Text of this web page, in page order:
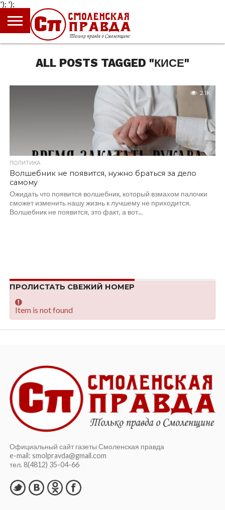
');
ГЛАВНАЯ
НОВОСТИ
ПРОИСШЕСТВИЯ
ПОЛИТИКА
КУЛЬТУРА
ЭКОНОМИКА
ОБЩЕСТВО
БЛОГИ
ALL POSTS TAGGED "КИСЕ"
2.1K
ПОЛИТИКА
Волшебник не появится, нужно браться за дело
самому
Ожидать что появится волшебник, который взмахом палочки
сможет изменить нашу жизнь к лучшему не приходится.
Волшебник не появится, это факт, а вот...
ПРОЛИСТАТЬ СВЕЖИЙ НОМЕР
Item is not found
Официальный сайт газеты Смоленская правда
e-mail: smolpravda@gmail.com
тел. 8(4812) 35-04-66
');